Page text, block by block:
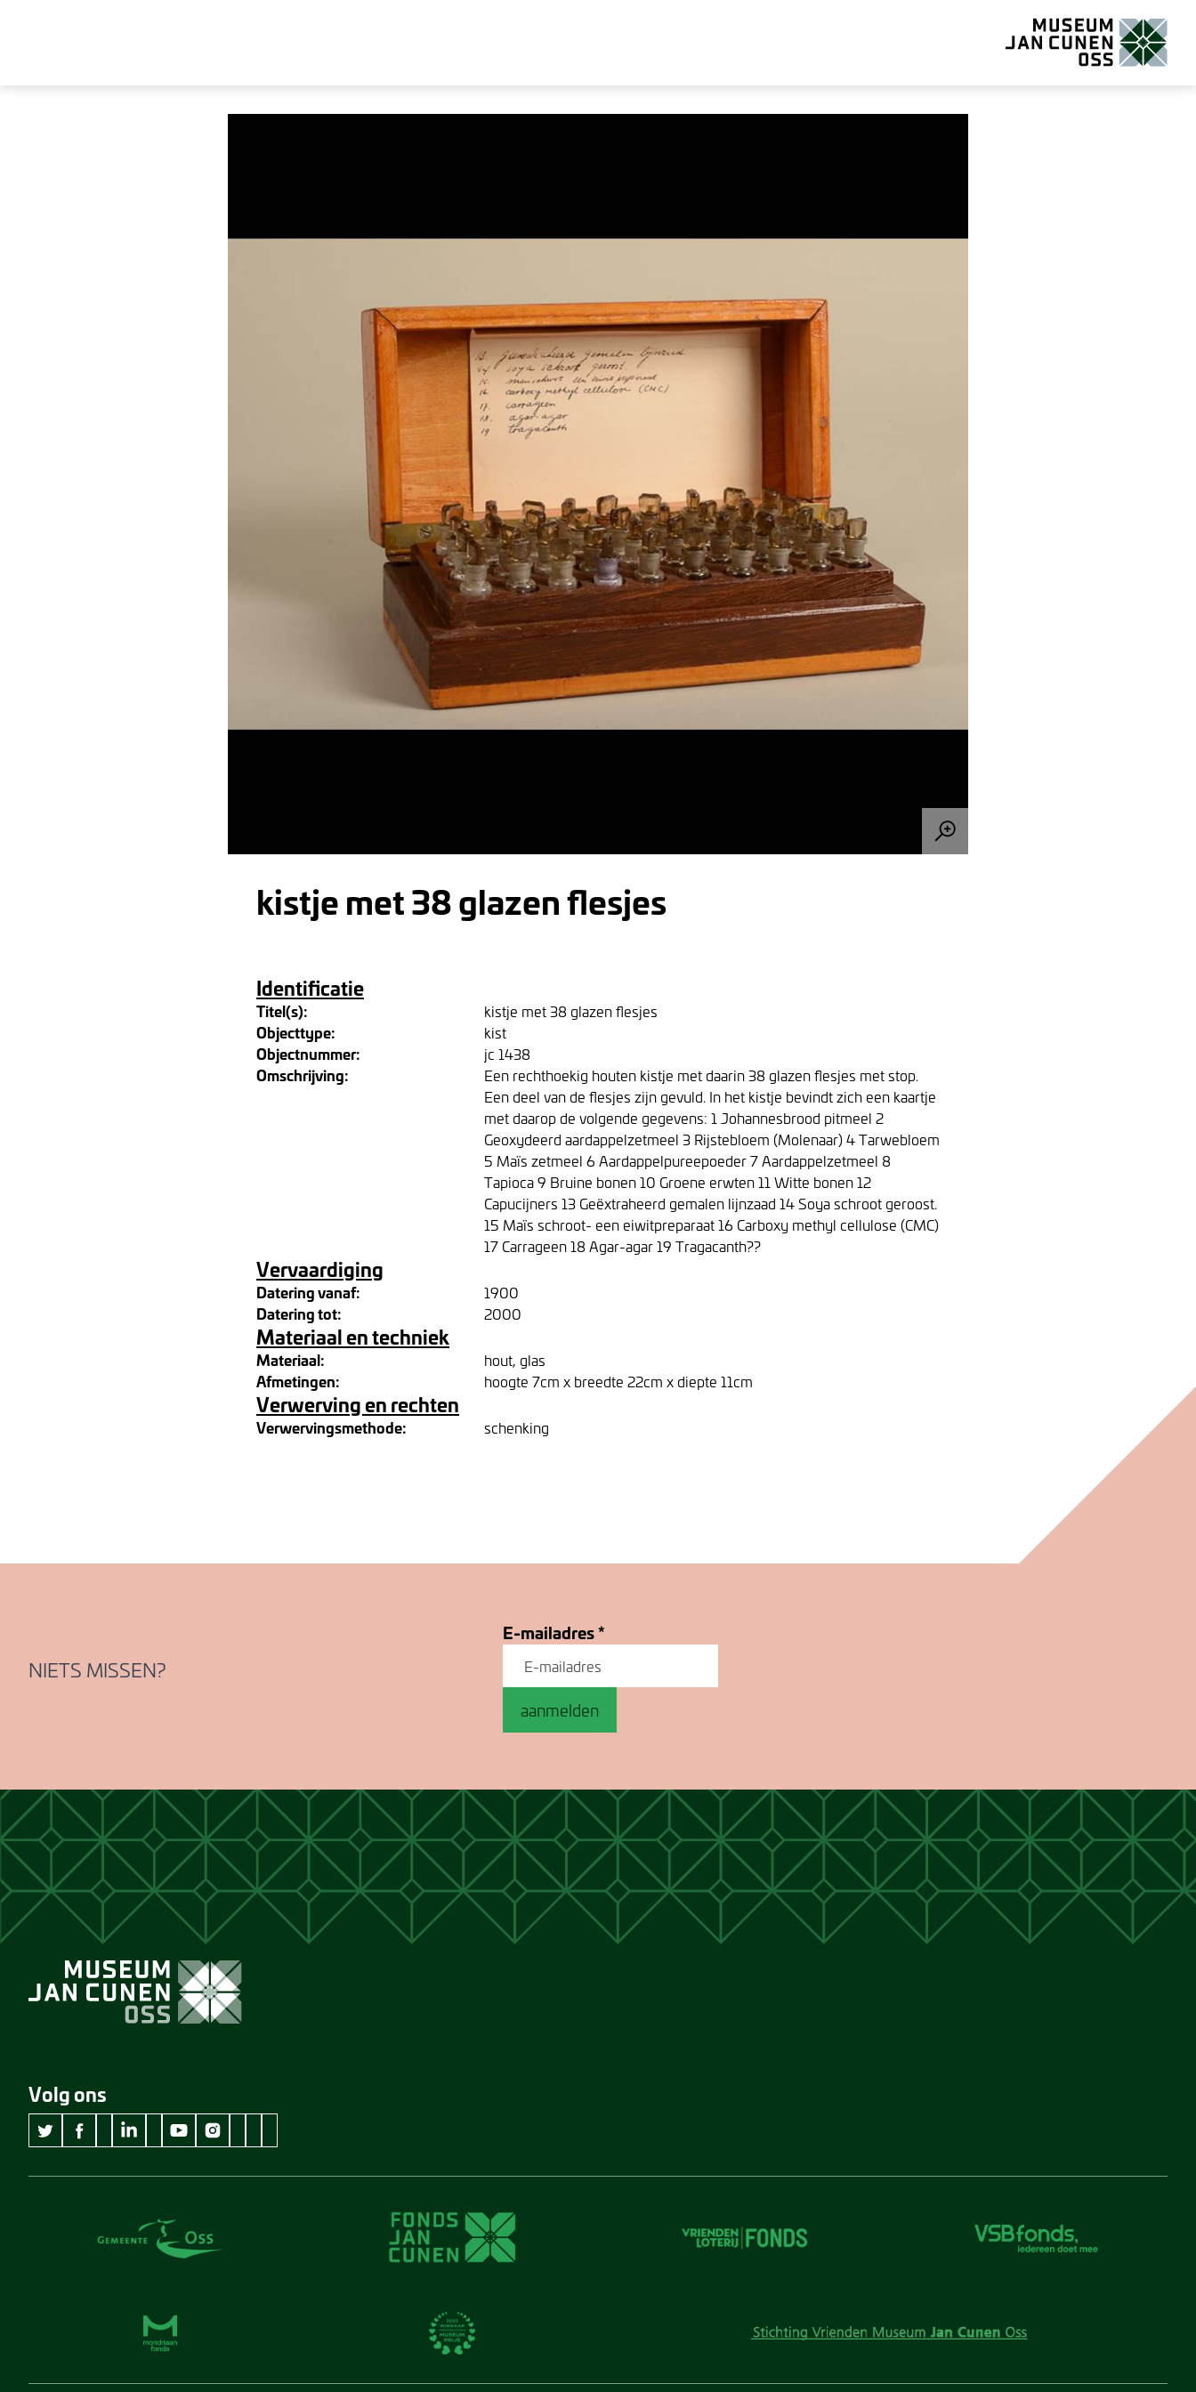
kistje met 38 glazen flesjes
Identificatie
Titel(s): kistje met 38 glazen flesjes
Objecttype: kist
Objectnummer: jc 1438
Omschrijving:
Een rechthoekig houten kistje met daarin 38 glazen flesjes met stop.
Een deel van de flesjes zijn gevuld. In het kistje bevindt zich een kaartje
met daarop de volgende gegevens: 1 Johannesbrood pitmeel 2
Geoxydeerd aardappelzetmeel 3 Rijstebloem (Molenaar) 4 Tarwebloem
5 Maïs zetmeel 6 Aardappelpureepoeder 7 Aardappelzetmeel 8
Tapioca 9 Bruine bonen 10 Groene erwten 11 Witte bonen 12
Capucijners 13 Geëxtraheerd gemalen lijnzaad 14 Soya schroot geroost.
15 Maïs schroot- een eiwitpreparaat 16 Carboxy methyl cellulose (CMC)
17 Carrageen 18 Agar-agar 19 Tragacanth??
Vervaardiging
Datering vanaf: 1900
Datering tot: 2000
Materiaal en techniek
Materiaal: hout, glas
Afmetingen: hoogte 7cm x breedte 22cm x diepte 11cm
Verwerving en rechten
Verwervingsmethode: schenking
NIETS MISSEN?
E-mailadres*
aanmelden
Volg ons
twitter Museum Jan Cunen
facebook Museum Jan Cunen
wikipedia Museum Jan Cunen
linkedin Museum Jan Cunen
googleplus Museum Jan Cunen
youtube Museum Jan Cunen
instagram Museum Jan Cunen